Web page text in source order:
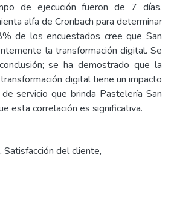
de ejecución fueron de 7 días.
alfa de Cronbach para determinar
de los encuestados cree que San
la transformación digital. Se
se ha demostrado que la
digital tiene un impacto
servicio que brinda Pastelería San
esta correlación es significativa.
, Satisfacción del cliente,